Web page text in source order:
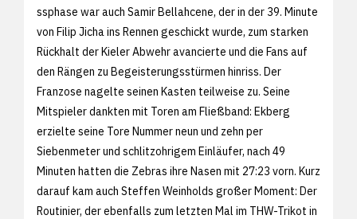
ssphase war auch Samir Bellahcene, der in der 39. Minute
von Filip Jicha ins Rennen geschickt wurde, zum starken
Rückhalt der Kieler Abwehr avancierte und die Fans auf
den Rängen zu Begeisterungsstürmen hinriss. Der
Franzose nagelte seinen Kasten teilweise zu. Seine
Mitspieler dankten mit Toren am Fließband: Ekberg
erzielte seine Tore Nummer neun und zehn per
Siebenmeter und schlitzohrigem Einläufer, nach 49
Minuten hatten die Zebras ihre Nasen mit 27:23 vorn. Kurz
darauf kam auch Steffen Weinholds großer Moment: Der
Routinier, der ebenfalls zum letzten Mal im THW-Trikot in